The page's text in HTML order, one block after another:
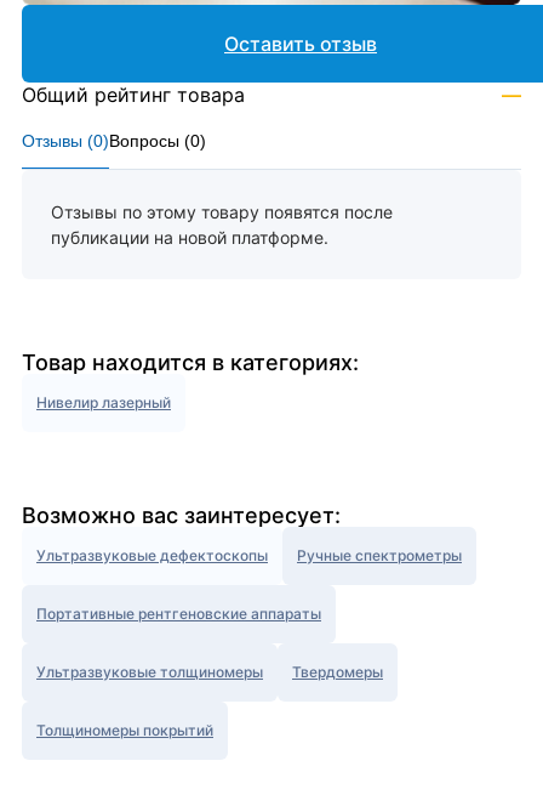
Отзывы (0)Вопросы (0)
Отзывы по этому товару появятся после
публикации на новой платформе.
Оставить отзыв
Общий рейтинг товара —
Товар находится в категориях:
Нивелир лазерный
Возможно вас заинтересует:
Ультразвуковые дефектоскопы Ручные спектрометры
Портативные рентгеновские аппараты
Ультразвуковые толщиномеры Твердомеры
Толщиномеры покрытий